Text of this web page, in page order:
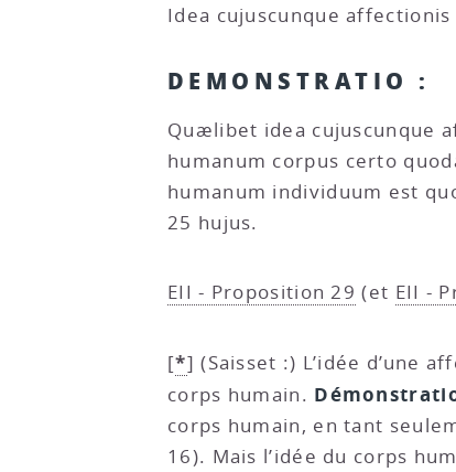
Idea cujuscunque
DEMONSTRATIO :
Quælibet idea cujuscunque
humanum corpus certo
humanum individuum est
25 hujus.
EII - Proposition 29 (et EII -
[*](Saisset :) L’idée d’une
corps humain.
corps humain, en tant
16). Mais l’idée du corps